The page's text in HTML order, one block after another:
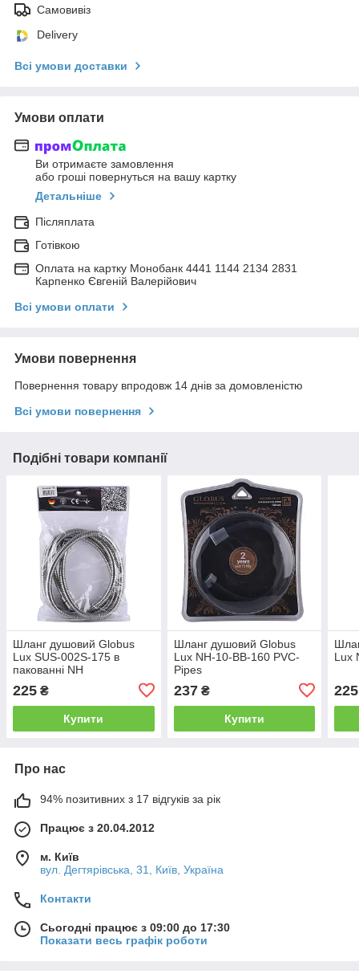
Самовивіз
Delivery
Всі умови доставки
Умови оплати
Ви отримаєте замовлення
або гроші повернуться на вашу картку
Детальніше
Післяплата
Готівкою
Оплата на картку Монобанк 4441 1144 2134 2831
Карпенко Євгеній Валерійович
Всі умови оплати
Умови повернення
Повернення товару впродовж 14 днів за домовленістю
Всі умови повернення
Подібні товари компанії
Шланг душовий Globus
Lux SUS-002S-175 в
пакованні NH
225 ₴
Купити
Шланг душовий Globus
Lux NH-10-BB-160 PVC-
Pipes
237₴
Купити
Lux
225
Про нас
94% позитивних з 17 відгуків за рік
Працює з 20.04.2012
м. Київ
вул. Дегтярівська, 31, Київ, Україна
Контакти
Сьогодні працює з 09:00 до 17:30
Показати весь графік роботи